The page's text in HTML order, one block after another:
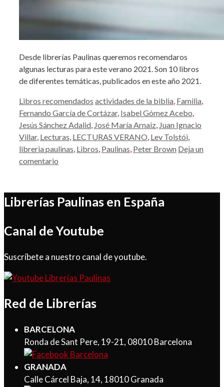
Desde librerías Paulinas queremos recomendaros
algunas lecturas para este verano 2021. Son 10 libros
de diferentes temáticas, publicados en este año 2021.
Categorías
Libros recomendados Etiquetas
actividades de la biblia, Familia,
Fernando García de Cortázar, Isabel Gómez Acebo,
Jesús Sánchez Adalid, José María Arnaiz, Juan Ignacio
Villar, Lecturas, LECTURAS VERANO, Lev Tolstói,
libreria paulinas, Libros, Paulinas, Peter Brown Deja un
comentario
Librerías Paulinas en España
Canal de Youtube
Suscríbete a nuestro canal de youtube.
Red de Librerías
BARCELONA
Ronda de Sant Pere, 19-21, 08010 Barcelona
GRANADA
Calle Cárcel Baja, 14, 18010 Granada